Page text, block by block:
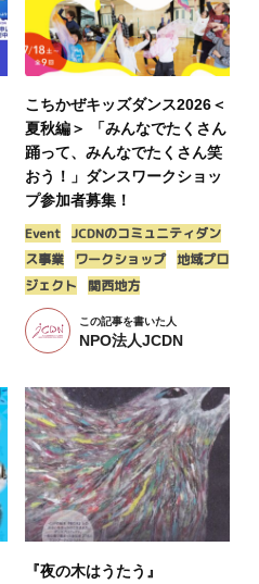
こちかぜキッズダンス2026＜
夏秋編＞ 「みんなでたくさん
踊って、みんなでたくさん笑
おう！」ダンスワークショッ
プ参加者募集！
Event JCDNのコミュニティダン
ス事業
ワークショップ 地域プロ
ジェクト
関西地方
この記事を書いた人
NPO法人JCDN
『夜の木はうたう』